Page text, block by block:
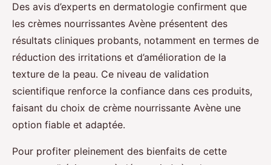
Des avis d’experts en dermatologie confirment que
les crèmes nourrissantes Avène présentent des
résultats cliniques probants, notamment en termes de
réduction des irritations et d’amélioration de la
texture de la peau. Ce niveau de validation
scientifique renforce la confiance dans ces produits,
faisant du choix de crème nourrissante Avène une
option fiable et adaptée.
Pour profiter pleinement des bienfaits de cette